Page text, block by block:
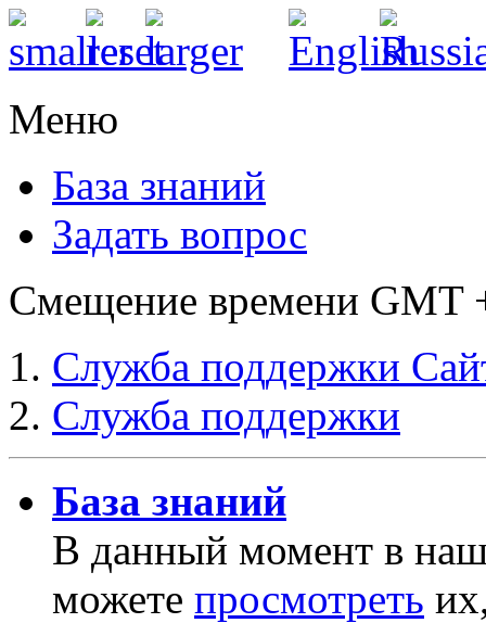
Меню
База знаний
Задать вопрос
Смещение времени GMT
Служба поддержки
Служба поддержки
База знаний
В данный момент в
можете просмотреть